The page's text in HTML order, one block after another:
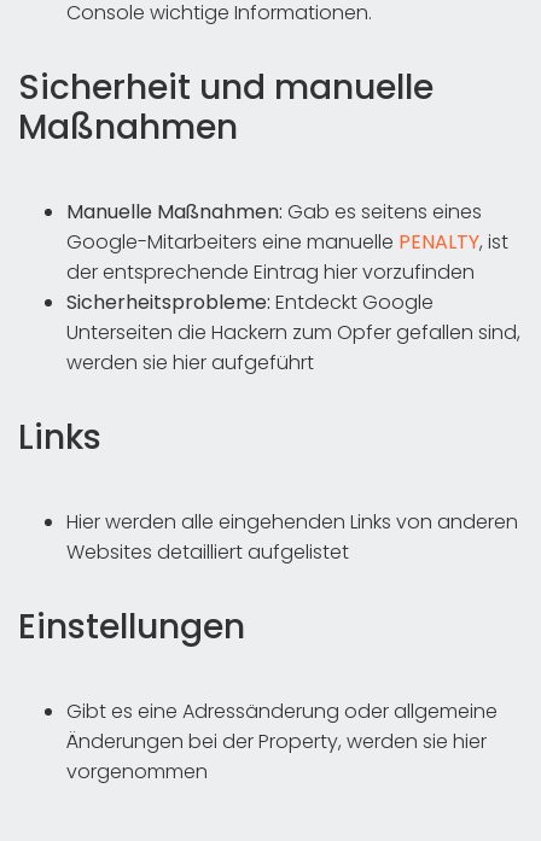
Console wichtige Informationen.
Sicherheit und manuelle
Maßnahmen
Manuelle Maßnahmen: Gab es seitens eines
Google-Mitarbeiters eine manuelle PENALTY, ist
der entsprechende Eintrag hier vorzufinden
Sicherheitsprobleme: Entdeckt Google
Unterseiten die Hackern zum Opfer gefallen sind,
werden sie hier aufgeführt
Links
Hier werden alle eingehenden Links von anderen
Websites detailliert aufgelistet
Einstellungen
Gibt es eine Adressänderung oder allgemeine
Änderungen bei der Property, werden sie hier
vorgenommen